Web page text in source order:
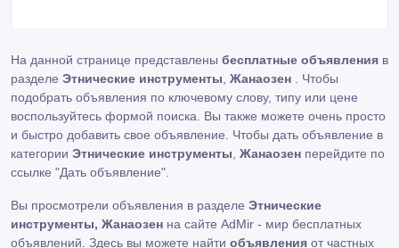
На данной странице представлены бесплатные объявления в
разделе Этнические инструменты Жанаозен . Чтобы
подобрать объявления по ключевому слову, типу или цене
воспользуйтесь формой поиска. Вы также можете очень просто
и быстро добавить свое объявление. Чтобы дать объявление в
категории Этнические инструменты Жанаозен перейдите по
ссылке "Дать объявление"
Вы просмотрели объявления в разделе Этнические
инструменты, Жанаозен на сайте AdMir - мир бесплатных
объявлений. Здесь вы можете найти объявления от частных